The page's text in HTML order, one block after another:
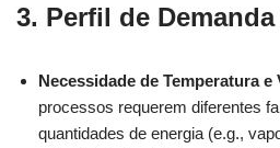
3. Perfil de
Necessidade de Temperatura e
processos requerem diferentes
quantidades de energia (e.g.,